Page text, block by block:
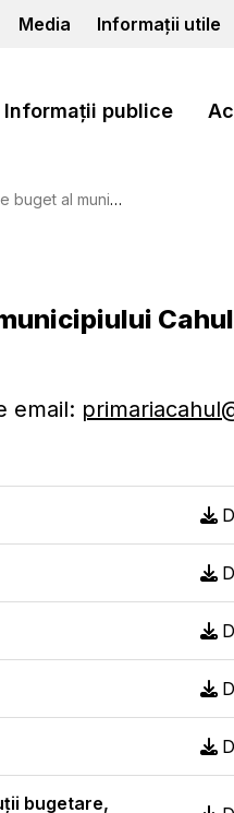
Media Informații utile
Informații publice
pentru anul 2023.
Cahul
email:
bugetare,